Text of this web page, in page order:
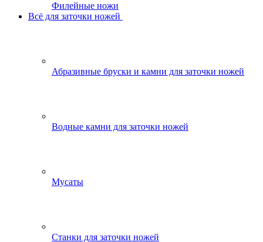
Филейные ножи
Всё для заточки ножей
Абразивные бруски и камни для заточки ножей
Водные камни для заточки ножей
Мусаты
Станки для заточки ножей